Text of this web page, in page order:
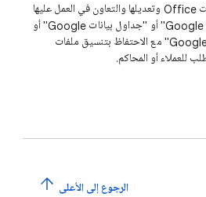
يمكنك الاطِّلاع على ملفات Office وتعديلها والتعاون في العمل عليها
مباشرةً ضمن "مستندات Google" أو "جداول بيانات Google" أو
"العروض التقديمية من Google" مع الاحتفاظ بتنسيق ملفات
الرجوع إلى الأعلى